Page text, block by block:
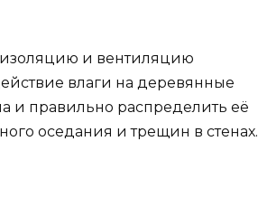
и вентиляцию
влаги на деревянные
и правильно распределить её
оседания и трещин в стенах.